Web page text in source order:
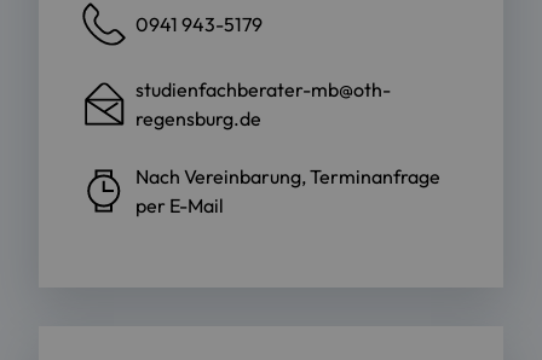
0941 943-5179
studienfachberater-mb@oth-
regensburg.de
Nach Vereinbarung, Terminanfrage
per E-Mail